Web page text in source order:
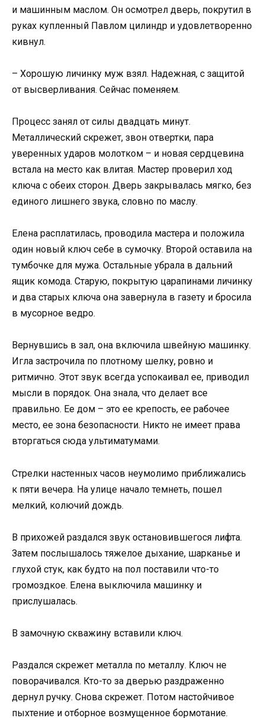
и машинным маслом. Он осмотрел дверь, покрутил в
руках купленный Павлом цилиндр и удовлетворенно
кивнул.
– Хорошую личинку муж взял. Надежная, с защитой
от высверливания. Сейчас поменяем.
Процесс занял от силы двадцать минут.
Металлический скрежет, звон отвертки, пара
уверенных ударов молотком – и новая сердцевина
встала на место как влитая. Мастер проверил ход
ключа с обеих сторон. Дверь закрывалась мягко, без
единого лишнего звука, словно по маслу.
Елена расплатилась, проводила мастера и положила
один новый ключ себе в сумочку. Второй оставила на
тумбочке для мужа. Остальные убрала в дальний
ящик комода. Старую, покрытую царапинами личинку
и два старых ключа она завернула в газету и бросила
в мусорное ведро.
Вернувшись в зал, она включила швейную машинку.
Игла застрочила по плотному шелку, ровно и
ритмично. Этот звук всегда успокаивал ее, приводил
мысли в порядок. Она знала, что делает все
правильно. Ее дом – это ее крепость, ее рабочее
место, ее зона безопасности. Никто не имеет права
вторгаться сюда ультиматумами.
Стрелки настенных часов неумолимо приближались
к пяти вечера. На улице начало темнеть, пошел
мелкий, колючий дождь.
В прихожей раздался звук остановившегося лифта.
Затем послышалось тяжелое дыхание, шарканье и
глухой стук, как будто на пол поставили что-то
громоздкое. Елена выключила машинку и
прислушалась.
В замочную скважину вставили ключ.
Раздался скрежет металла по металлу. Ключ не
поворачивался. Кто-то за дверью раздраженно
дернул ручку. Снова скрежет. Потом настойчивое
пыхтение и отборное возмущенное бормотание.